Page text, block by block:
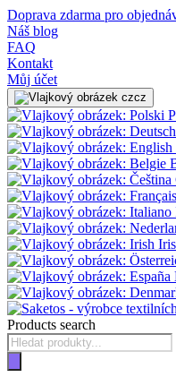
Doprava zdarma pro
Náš blog
FAQ
Kontakt
Můj účet
cz
Products search